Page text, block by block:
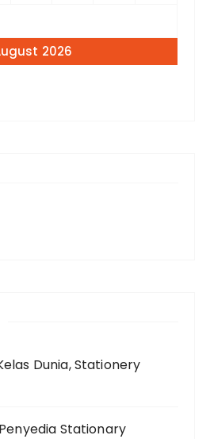
2026
Dunia, Stationery
Stationary